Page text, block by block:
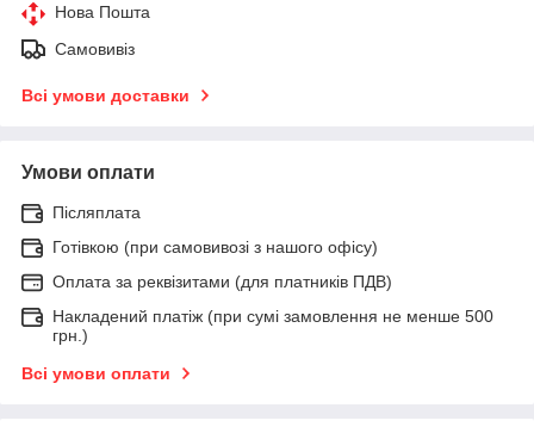
Нова Пошта
Самовивіз
Всі умови доставки
Умови оплати
Післяплата
Готівкою (при самовивозі з нашого офісу)
Оплата за реквізитами (для платників ПДВ)
Накладений платіж (при сумі замовлення не менше 500
грн.)
Всі умови оплати